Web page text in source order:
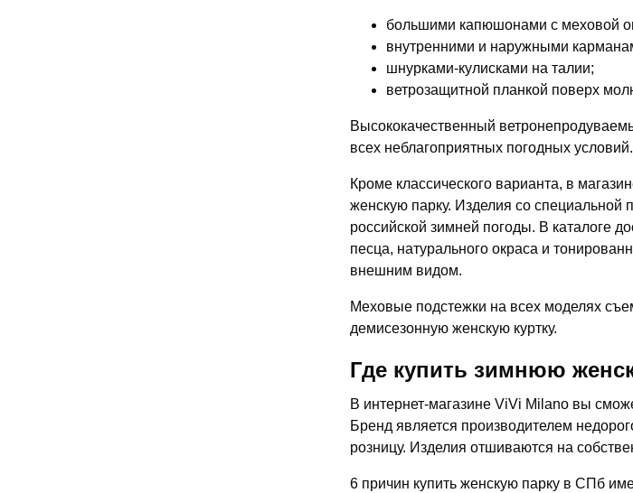
большими капюшонами с меховой
внутренними и наружными
шнурками-кулисками на талии;
ветрозащитной планкой поверх
Высококачественный
всех неблагоприятных погодных условий.
Кроме классического варианта, в
женскую парку. Изделия со специальной
российской зимней погоды. В каталоге
песца, натурального окраса и
внешним видом.
Меховые подстежки на всех моделях
демисезонную женскую куртку.
Где купить зимнюю
В интернет-магазине ViVi Milano вы
Бренд является производителем
розницу. Изделия отшиваются на
6 причин купить женскую парку в СПб